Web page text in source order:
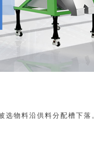
选物料沿供料分配槽下落